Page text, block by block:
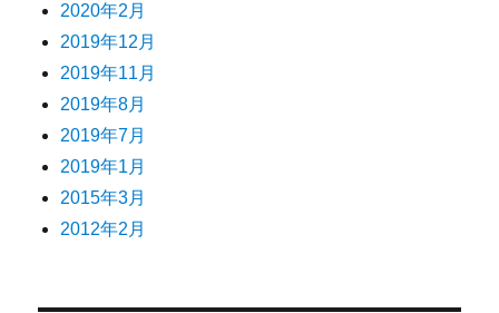
2020年2月
2019年12月
2019年11月
2019年8月
2019年7月
2019年1月
2015年3月
2012年2月